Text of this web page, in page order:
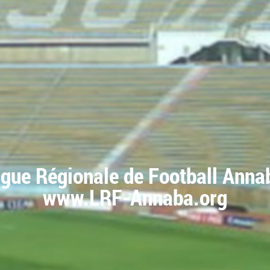
Régionale de Football
www.LRF-Annaba.org